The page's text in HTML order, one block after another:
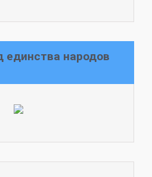
единства народов